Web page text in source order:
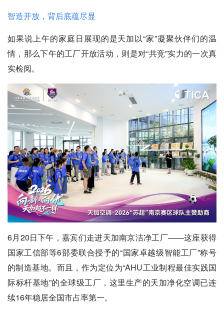
智造开放，背后底蕴尽显
如果说上午的家庭日展现的是天加以“家”凝聚伙伴们的温
情，那么下午的工厂开放活动，则是对“共竞”实力的一次真
实检阅。
6月20日下午，嘉宾们走进天加南京洁净工厂——这座获得
国家工信部等6部委联合授予的“国家卓越级智能工厂”称号
的制造基地。而且，作为定位为“AHU工业制程最佳实践国
际标杆基地”的全球级工厂，这里生产的天加净化空调已连
续16年稳居全国市占率第一。